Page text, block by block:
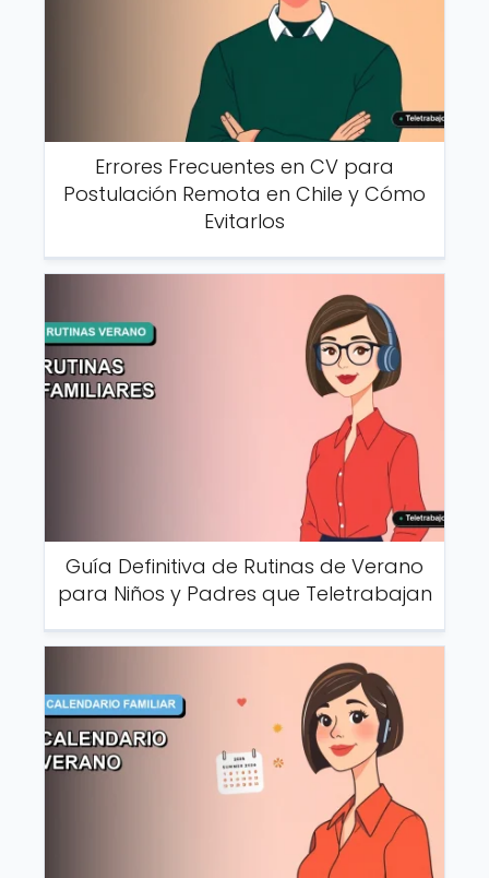
Errores Frecuentes en CV para
Postulación Remota en Chile y Cómo
Evitarlos
Guía Definitiva de Rutinas de Verano
para Niños y Padres que Teletrabajan